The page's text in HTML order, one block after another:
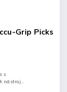
Grip Picks
s
nástrojů,